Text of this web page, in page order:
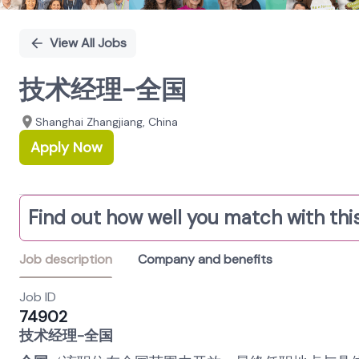
View All Jobs
技术经理-全国
Shanghai Zhangjiang, China
Apply Now
Find out how well you match with
Job description Company and benefits
Job ID
74902
技术经理-全国